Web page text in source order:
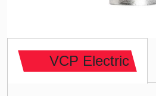
VCP Electric